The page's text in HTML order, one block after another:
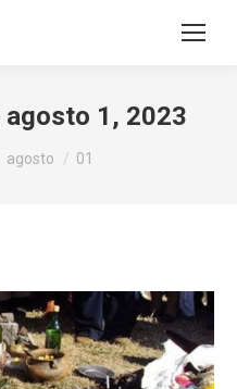
Buscar:
agosto 1, 2023
agosto 01